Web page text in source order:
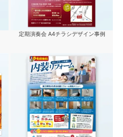
定期演奏会 A4チラシデザイン事例